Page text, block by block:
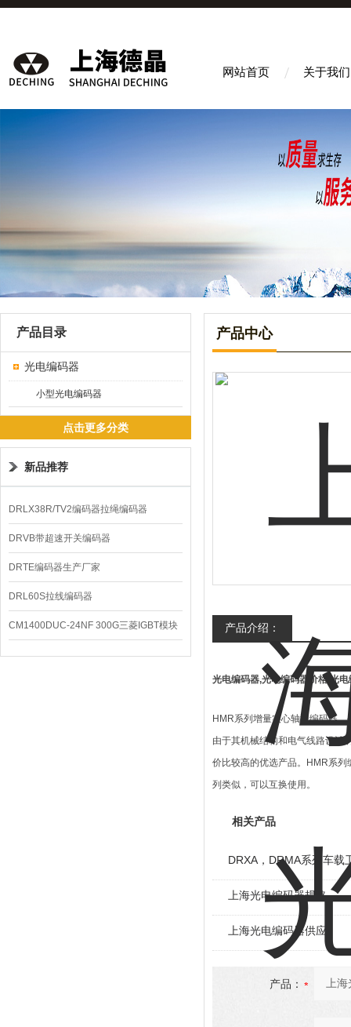
网站首页 关于我们
产品目录
光电编码器
小型光电编码器
点击更多分类
新品推荐
DRLX38R/TV2编码器拉绳编码器
DRVB带超速开关编码器
DRTE编码器生产厂家
DRL60S拉线编码器
CM1400DUC-24NF 300G三菱IGBT模块
产品中心
产品介绍：
光电编码器,光电编码器价格,光
HMR系列增量实心轴型编码器
由于其机械结构和电气线路设计
价比较高的优选产品。HMR系
列类似，可以互换使用。
相关产品
DRXA，DRMA系列车载
上海光电编码器规格
上海光电编码器供应
产品：